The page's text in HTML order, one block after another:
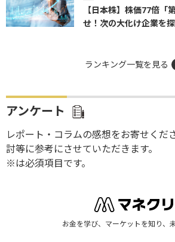
【日本株】株価77倍「
せ！次の大化け企業を
ランキング一覧を見る
アンケート
レポート・コラムの感想をお寄せくだ
討等に参考にさせていただきます。
※は必須項目です。
お金を学び、マーケットを知り、